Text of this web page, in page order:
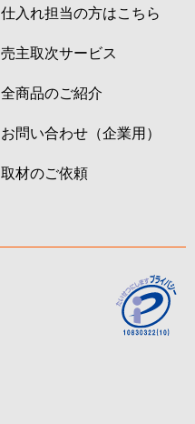
仕入れ担当の方はこちら
売主取次サービス
全商品のご紹介
お問い合わせ（企業用）
取材のご依頼